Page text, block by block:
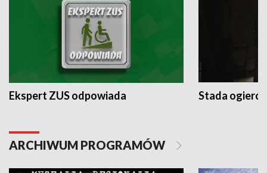
Ekspert ZUS odpowiada Stada
ARCHIWUM PROGRAMÓW